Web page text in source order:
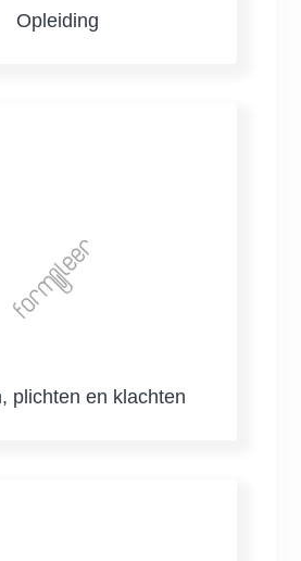
Opleiding
plichten en klachten